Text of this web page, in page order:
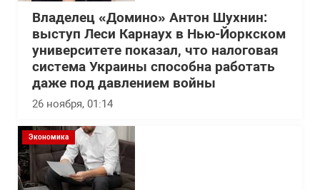
Владелец «Домино» Антон Шухнин:
выступ Леси Карнаух в Нью-Йоркском
университете показал, что налоговая
система Украины способна работать
даже под давлением войны
26 ноября, 01:14
Экономика